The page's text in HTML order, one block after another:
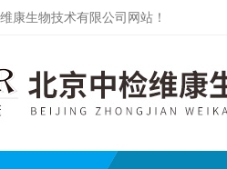
康生物技术有限公司网站！